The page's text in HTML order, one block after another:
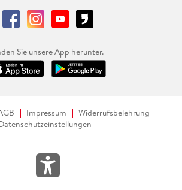
Sie unsere App herunter.
Impressum
Widerrufsbelehrung